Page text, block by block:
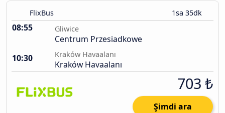
FlixBus 1sa 35dk
08:55 Gliwice
Centrum Przesiadkowe
10:30
Kraków Havaalanı
Kraków Havaalanı
703 ₺
Şimdi ara